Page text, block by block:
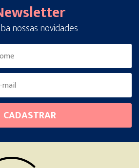
nossas novidades
CADASTRAR